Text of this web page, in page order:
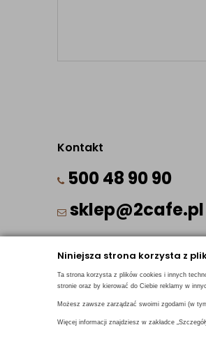
Niniejsza strona korzysta z
Ta strona korzysta z plików cookies i innych
stronie oraz by kierować do Ciebie reklamy w
Możesz zawsze zarządzać swoimi zgodami (w
Więcej informacji znajdziesz w zakładce
Kontakt
500 48 90 90
sklep@2cafe.pl
© 20182CAFE- Fresh Roasted
Projekt i oprogramowanie sklepu: